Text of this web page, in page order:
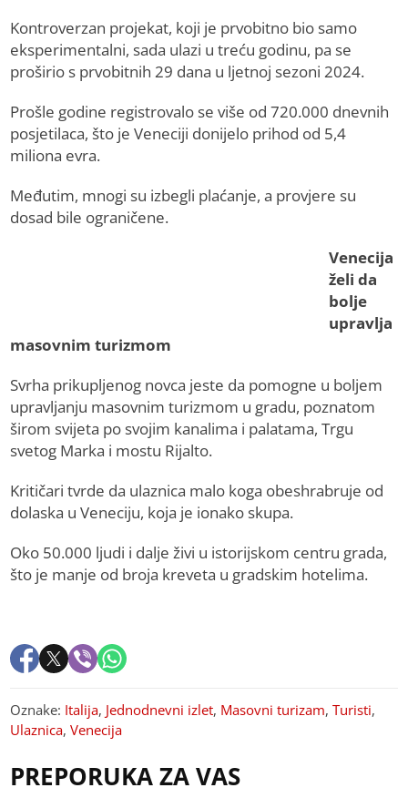
Kontroverzan projekat, koji je prvobitno bio samo
eksperimentalni, sada ulazi u treću godinu, pa se
proširio s prvobitnih 29 dana u ljetnoj sezoni 2024.
Prošle godine registrovalo se više od 720.000 dnevnih
posjetilaca, što je Veneciji donijelo prihod od 5,4
miliona evra.
Međutim, mnogi su izbegli plaćanje, a provjere su
dosad bile ograničene.
Venecija
želi da
bolje
upravlja
masovnim turizmom
Svrha prikupljenog novca jeste da pomogne u boljem
upravljanju masovnim turizmom u gradu, poznatom
širom svijeta po svojim kanalima i palatama, Trgu
svetog Marka i mostu Rijalto.
Kritičari tvrde da ulaznica malo koga obeshrabruje od
dolaska u Veneciju, koja je ionako skupa.
Oko 50.000 ljudi i dalje živi u istorijskom centru grada,
što je manje od broja kreveta u gradskim hotelima.
Oznake: Italija, Jednodnevni izlet, Masovni turizam,Turisti,
Ulaznica,Venecija
PREPORUKA ZA VAS